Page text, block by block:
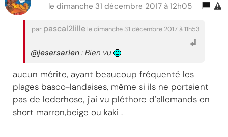
le dimanche 31 décembre 2017 à 12h05
par pascal2lille le dimanche 31 décembre 2017 à 11h53
@jesersarien : Bien vu
aucun mérite, ayant beaucoup fréquenté les
plages basco-landaises, même si ils ne portaient
pas de lederhose, j'ai vu pléthore d'allemands en
short marron,beige ou kaki .